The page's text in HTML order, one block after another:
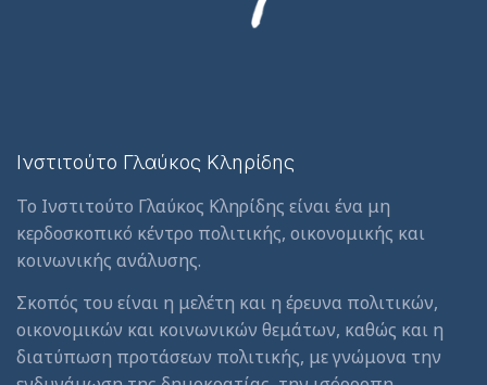
Ινστιτούτο Γλαύκος Κληρίδης
Το Ινστιτούτο Γλαύκος Κληρίδης είναι ένα μη
κερδοσκοπικό κέντρο πολιτικής, οικονομικής και
κοινωνικής ανάλυσης.
Σκοπός του είναι η μελέτη και η έρευνα πολιτικών,
οικονομικών και κοινωνικών θεμάτων, καθώς και η
διατύπωση προτάσεων πολιτικής, με γνώμονα την